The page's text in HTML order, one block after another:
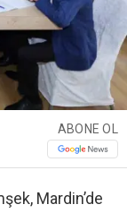
ABONE OL
Mardin’de